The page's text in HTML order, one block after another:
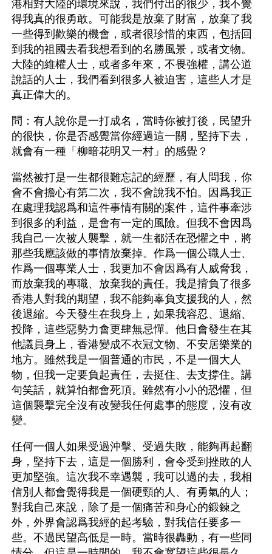
港相對大陸的環境來說，我們付出的很少，我不覺
得我真的很勇敢。可能我是放棄了財富，放棄了我
一些得到歡樂的機會，或者很珍惜的東西，包括回
到我的祖國去看我想看到的名勝風景，或者文物。
大陸的維權人士，或者多年來，不畏強權，講公道
說話的人士，我們看到很多人被迫害，這些人才是
真正偉大的。
問：有人說你是一打成名，當時你被打後，民望升
的很快，你是否感覺當你經過這一關，堅持下去，
就會有一種「柳暗花明又一村」的感覺？
當然被打是一生都很難忘記的經歷，有人問我，你
會不會擔心有第二次，我不會說我不怕。因爲我正
在處理我認爲和這件事情有關的案件，這件事牽涉
到很多的利益，是會有一定的風險。但我不會因爲
我自己一次被人襲擊，就一生都活在恐懼之中，將
那些我應該做的事情放棄掉。作爲一個公職人士、
作爲一個專業人士，我更加不會因爲有人威脅我，
而放棄我的專職、放棄我的責任。我是揹負了很多
香港人對我的期望，我不能夠辜負支援我的人，然
後退縮。今天發生在我身上，如果我容忍、退縮、
投降，這些惡勢力會更肆無忌憚。他日會發生在其
他議員身上，香港變成不衣冠文物、不安居樂業的
地方。雖然我是一個普通的市民，不是一個大人
物，但我一定要負起責任，去挺住、去支撐住。講
句笑話，就算怕都會死頂。雖然有小小的恐懼，但
這個襲擊完全沒有改變我任何處事的態度，沒有改
變。
任何一個人如果受過沖擊、受過失敗，能夠再起翻
身，堅持下去，這是一個勝利，會令受到挫敗的人
更加堅強。這次我不幸遇襲，我可以過的去，我相
信別人都會覺得我是一個硬頸的人、有勇氣的人；
對我自己來說，除了是一個痛苦和身心的鍛鍊之
外，外界會認爲我經的起考驗，對我信任要多一
些。不過民望高低是一時。當時很轟動，有一些同